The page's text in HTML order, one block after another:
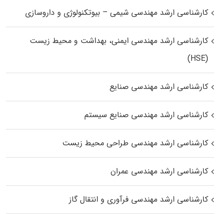
کارشناسی ارشد مهندسی شیمی – بیوتکنولوژی و داروسازی
کارشناسی ارشد مهندسی ایمنی، بهداشت و محیط زیست
(HSE)
کارشناسی ارشد مهندسی صنایع
کارشناسی ارشد مهندسی صنایع سیستم
کارشناسی ارشد مهندسی طراحی محیط زیست
کارشناسی ارشد مهندسی عمران
کارشناسی ارشد مهندسی فرآوری و انتقال گاز